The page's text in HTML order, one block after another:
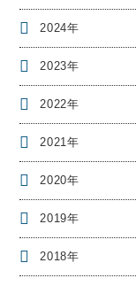
2024年
2023年
2022年
2021年
2020年
2019年
2018年